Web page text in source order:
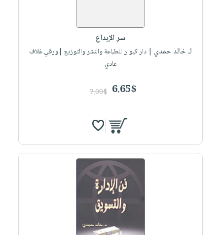
سر الإبداع
لـ خالد حمدي | دار كيوان للطباعة والنشر والتوزيع |ورقي غلاف
عادي
6.65$
7.00$